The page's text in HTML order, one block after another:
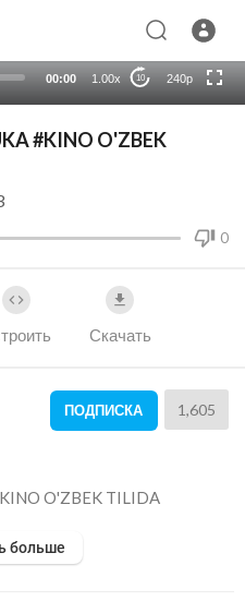
00:00 1.00x 10 240p
HD
#KINO O'ZBEK
0
Скачать
ПОДПИСКА 1,605
O'ZBEK TILIDA
больше